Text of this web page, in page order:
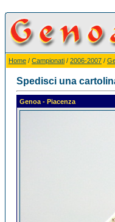
Home / Campionati / 2006-2007 /
Spedisci una
Genoa - Piacenza